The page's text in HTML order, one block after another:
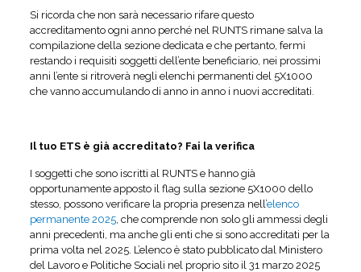
Si ricorda che non sarà necessario rifare questo
accreditamento ogni anno perché nel RUNTS rimane salva la
compilazione della sezione dedicata e che pertanto, fermi
restando i requisiti soggetti dell’ente beneficiario, nei prossimi
anni l’ente si ritroverà negli elenchi permanenti del 5X1000
che vanno accumulando di anno in anno i nuovi accreditati.
Il tuo ETS è già accreditato? Fai la verifica
I soggetti che sono iscritti al RUNTS e hanno già
opportunamente apposto il flag sulla sezione 5X1000 dello
stesso, possono verificare la propria presenza nell’elenco
permanente 2025, che comprende non solo gli ammessi degli
anni precedenti, ma anche gli enti che si sono accreditati per la
prima volta nel 2025. L’elenco è stato pubblicato dal Ministero
del Lavoro e Politiche Sociali nel proprio sito il 31 marzo 2025